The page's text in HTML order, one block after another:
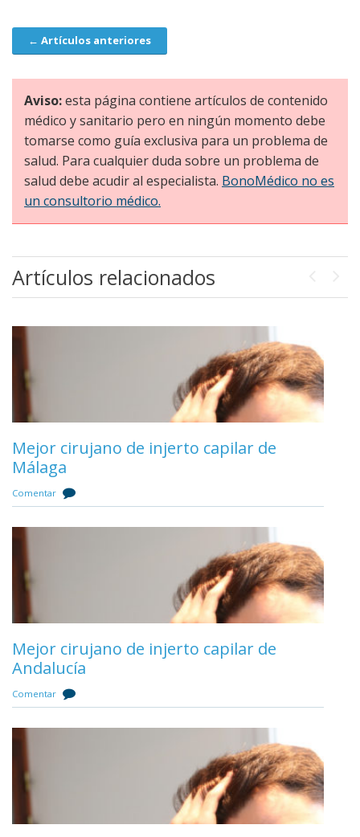
Navegación
← Artículos anteriores
Aviso:esta página contiene artículos de contenido
médico y sanitario pero en ningún momento debe
tomarse como guía exclusiva para un problema de
salud. Para cualquier duda sobre un problema de
salud debe acudir al especialista. BonoMédico no es
un consultorio médico.
Artículos relacionados
Mejor cirujano de injerto capilar de
Málaga
Comentar
Mejor cirujano de injerto capilar de
Andalucía
Comentar
Tratamientos contra la alopecia y caída
del pelo
Comentar
Tratamiento con células madre para la
alopecia o caída del pelo
1 comentario
Next